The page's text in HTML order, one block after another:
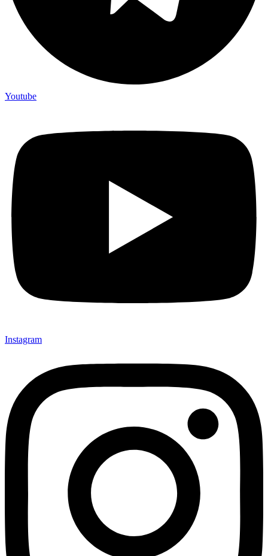
Youtube
Instagram